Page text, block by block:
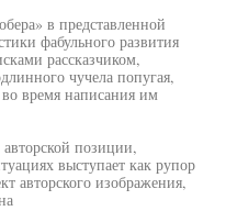
в представленной
фабульного развития
рассказчиком,
чучела попугая,
время написания им
позиции,
выступает как рупор
авторского изображения,